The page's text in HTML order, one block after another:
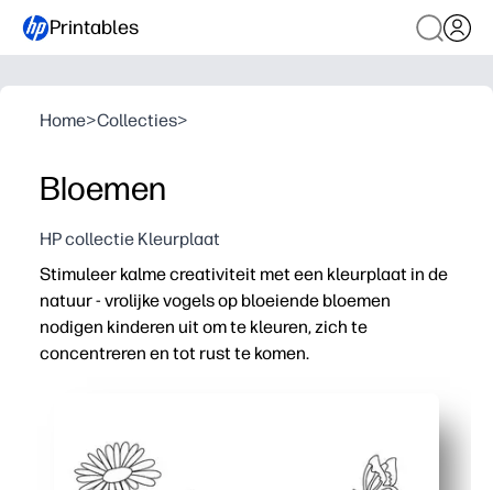
Printables
Home>Collecties>
Bloemen
HP collectie Kleurplaat
Stimuleer kalme creativiteit met een kleurplaat in de
natuur - vrolijke vogels op bloeiende bloemen
nodigen kinderen uit om te kleuren, zich te
concentreren en tot rust te komen.
Zorgt voor fijne motoriek, hand-oogcoördinatie en
Stimuleert kleurkeuzes en gesprekken over de natuur